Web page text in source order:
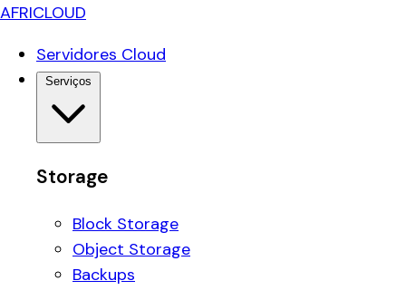
AFRICLOUD
Servidores Cloud
Serviços
Storage
Block Storage
Object Storage
Backups